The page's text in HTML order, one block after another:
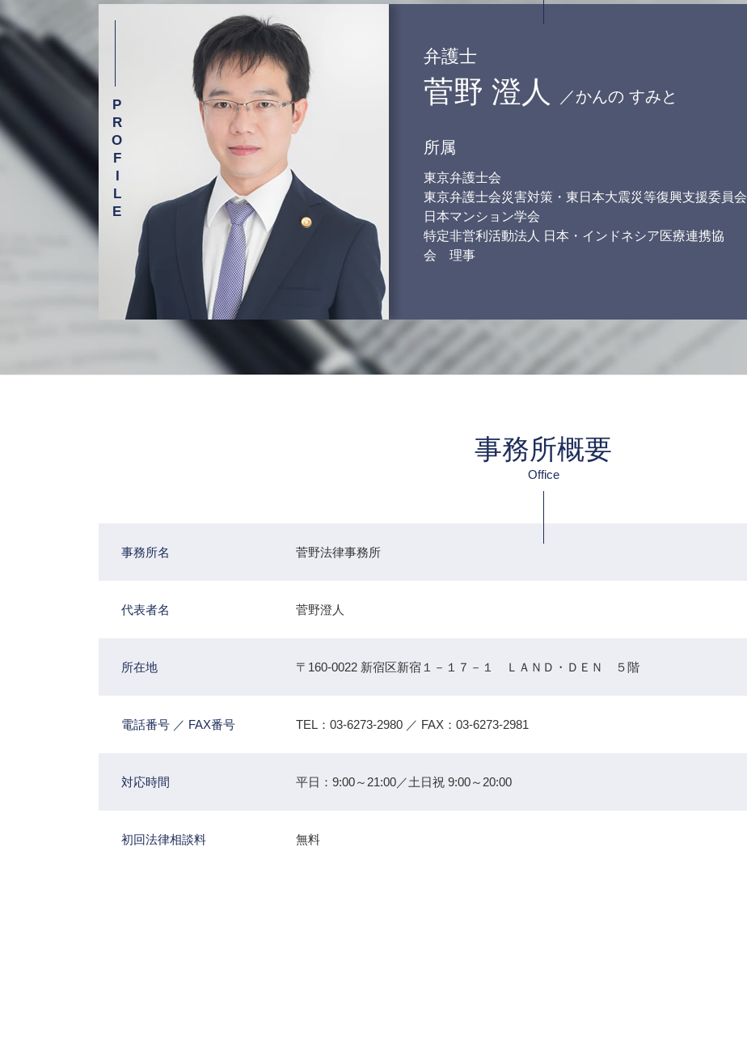
介護 現場の事故
医療過誤とは
医療事故 医療過誤 医療ミス 違い
医療事故 刑事事件
入浴 介助 事故
医療事故 訴訟
グループ ホーム 事故
離婚調停から裁判
財産分与 退職金
婚姻費用分担請求 調停
親権 父親 勝ち取る
面会交流 裁判所
協議離婚 離婚届
相続 相談 弁護士 渋谷区
債務整理 相談 弁護士 渋谷区
債務整理 相談 弁護士 杉並区
相続 相談 弁護士 新宿区
相続 相談 弁護士 杉並区
医療事故 相談 弁護士 目黒区
医療事故 相談 弁護士 杉並区
相続 相談 弁護士 目黒区
介護事故 相談 弁護士 杉並区
借金 相談 弁護士 渋谷区
弁護士
菅野 澄人 ／かんの すみと
所属
東京弁護士会
東京弁護士会災害対策・東日本大震災等復興支援委員会
日本マンション学会
特定非営利活動法人 日本・インドネシア医療連携協
会 理事
事務所概要
Office
事務所名 菅野法律事務所
代表者名 菅野澄人
所在地 〒160-0022 新宿区新宿１－１７－１ ＬＡＮＤ・ＤＥＮ ５階
電話番号 ／ FAX番号 TEL：03-6273-2980 ／ FAX：03-6273-2981
対応時間 平日：9:00～21:00／土日祝 9:00～20:00
初回法律相談料 無料